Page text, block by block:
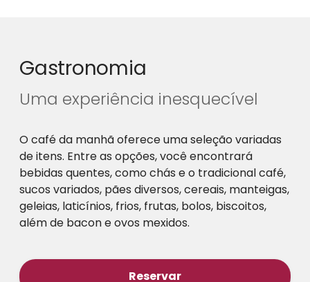
Gastronomia
Uma experiência inesquecível
O café da manhã oferece uma seleção variadas
de itens. Entre as opções, você encontrará
bebidas quentes, como chás e o tradicional café,
sucos variados, pães diversos, cereais, manteigas,
geleias, laticínios, frios, frutas, bolos, biscoitos,
além de bacon e ovos mexidos.
Reservar